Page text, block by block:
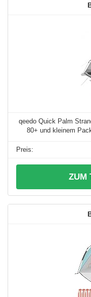
qeedo Quick Palm
80+ und kleinem
ZUM